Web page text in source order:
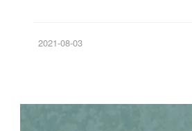
2021-08-03